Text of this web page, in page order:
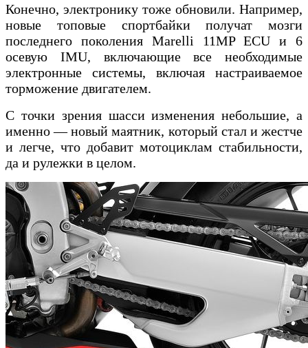
Конечно, электронику тоже обновили. Например,
новые топовые спортбайки получат мозги
последнего поколения Marelli 11MP ECU и 6
осевую IMU, включающие все необходимые
электронные системы, включая настраиваемое
торможение двигателем.
С точки зрения шасси изменения небольшие, а
именно — новый маятник, который стал и жестче
и легче, что добавит мотоциклам стабильности,
да и рулежки в целом.